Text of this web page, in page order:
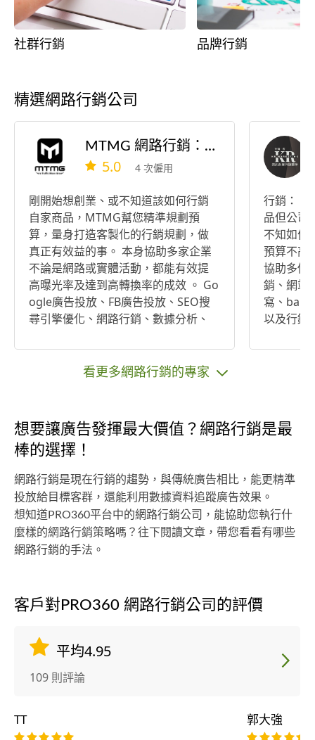
社群行銷 品牌行銷
精選網路行銷公司
MTMG 網路行銷：SEO搜尋引擎優化、品牌內容行銷
5.0 4 次僱用
剛開始想創業、或不知道該如何行銷
自家商品，MTMG幫您精準規劃預
算，量身打造客製化的行銷規劃，做
真正有效益的事。 本身協助多家企業
不論是網路或實體活動，都能有效提
高曝光率及達到高轉換率的成效 。 Go
ogle廣告投放、FB廣告投放、SEO搜
尋引擎優化、網路行銷、數據分析、
計、銷售頁等 有任何問題都可以討論
行銷：
品但公司
不知如何
預算不高
協助多個
銷、網站
寫、
以及行銷
驗，同時
看更多網路行銷的專家
想要讓廣告發揮最大價值？網路行銷是最
棒的選擇！
網路行銷是現在行銷的趨勢，與傳統廣告相比，能更精準
投放給目標客群，還能利用數據資料追蹤廣告效果。
想知道PRO360平台中的網路行銷公司，能協助您執行什
麼樣的網路行銷策略嗎？往下閱讀文章，帶您看看有哪些
網路行銷的手法。
客戶對PRO360 網路行銷公司的評價
平均4.95
109 則評論
TT 郭大強